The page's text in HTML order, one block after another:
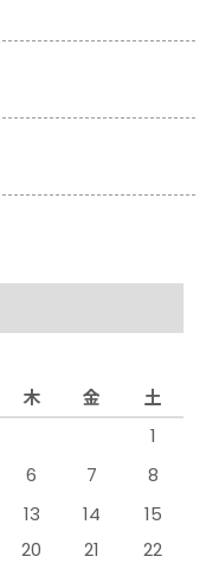
木 金
土
1
6 7
8
13 14
15
20 21
22